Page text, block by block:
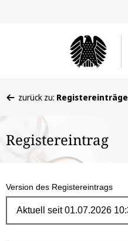
befinden
hier:
zurück zu: Registereinträge
Registereintrag
Version des Registereintrags